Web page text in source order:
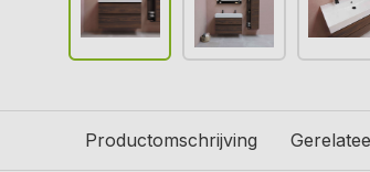
Productomschrijving